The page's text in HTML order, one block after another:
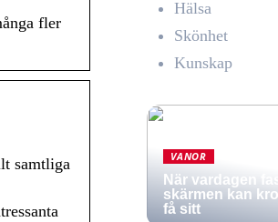
fler
samtliga
Hälsa
Skönhet
Kunskap
VANOR
När vardagen
skärmen kan
få sitt